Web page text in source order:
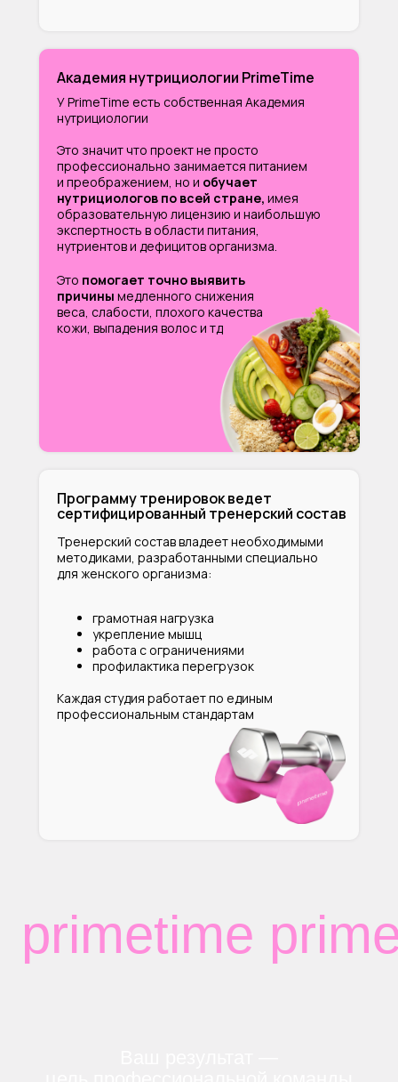
Тренерский состав владеет необходимыми
методиками, разработанными специально
для женского организма:
грамотная нагрузка
укрепление мышц
работа с ограничениями
профилактика перегрузок
Каждая студия работает по единым
профессиональным стандартам
Программу тренировок ведет
сертифицированный тренерский состав
У PrimeTime есть собственная Академия
нутрициологии
Это значит что проект не просто
профессионально занимается питанием
и преображением, но и обучает
нутрициологов по всей стране, имея
образовательную лицензию и наибольшую
экспертность в области питания,
нутриентов и дефицитов организма.
Это помогает точно выявить
причины медленного снижения
веса, слабости, плохого качества
кожи, выпадения волос и тд
Академия нутрициологии PrimeTime
primetime